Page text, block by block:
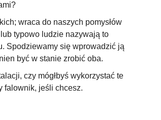
wraca do naszych pomysłów
typowo ludzie nazywają to
Spodziewamy się wprowadzić ją
być w stanie zrobić oba.
czy mógłbyś wykorzystać te
falownik, jeśli chcesz.